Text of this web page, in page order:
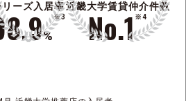
リーズ入居率
%
※3
近畿大学賃貸仲介件数
No.1※4